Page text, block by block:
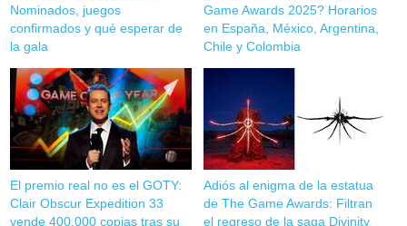
Nominados, juegos
confirmados y qué esperar de
la gala
Game Awards 2025? Horarios
en España, México, Argentina,
Chile y Colombia
El premio real no es el GOTY:
Clair Obscur Expedition 33
vende 400.000 copias tras su
Adiós al enigma de la estatua
de The Game Awards: Filtran
el regreso de la saga Divinity